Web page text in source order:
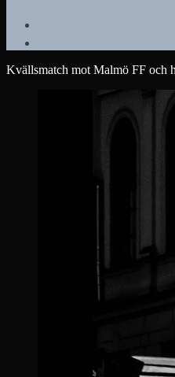
Kvällsmatch mot Malmö FF och